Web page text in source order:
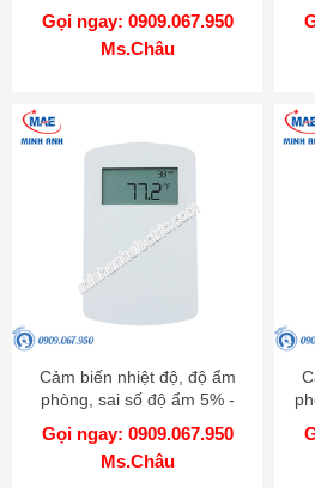
Model RHP-3D11
Gọi ngay: 0909.067.950
Ms.Châu
Cảm biến nhiệt độ, độ ẩm
phòng, sai số độ ẩm 5% -
Model RHP-5Nxx
Gọi ngay: 0909.067.950
Ms.Châu